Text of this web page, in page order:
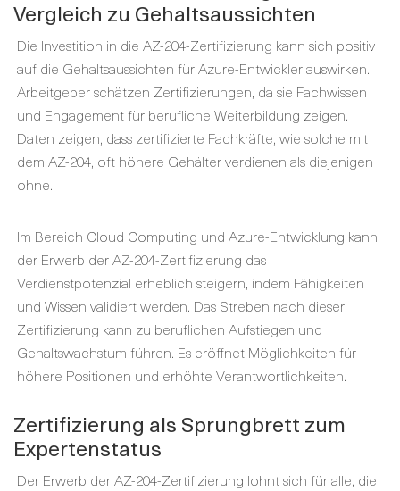
Vergleich zu Gehaltsaussichten
Die Investition in die AZ-204-Zertifizierung kann sich positiv
auf die Gehaltsaussichten für Azure-Entwickler auswirken.
Arbeitgeber schätzen Zertifizierungen, da sie Fachwissen
und Engagement für berufliche Weiterbildung zeigen.
Daten zeigen, dass zertifizierte Fachkräfte, wie solche mit
dem AZ-204, oft höhere Gehälter verdienen als diejenigen
ohne.
Im Bereich Cloud Computing und Azure-Entwicklung kann
der Erwerb der AZ-204-Zertifizierung das
Verdienstpotenzial erheblich steigern, indem Fähigkeiten
und Wissen validiert werden. Das Streben nach dieser
Zertifizierung kann zu beruflichen Aufstiegen und
Gehaltswachstum führen. Es eröffnet Möglichkeiten für
höhere Positionen und erhöhte Verantwortlichkeiten.
Zertifizierung als Sprungbrett zum
Expertenstatus
Der Erwerb der AZ-204-Zertifizierung lohnt sich für alle, die